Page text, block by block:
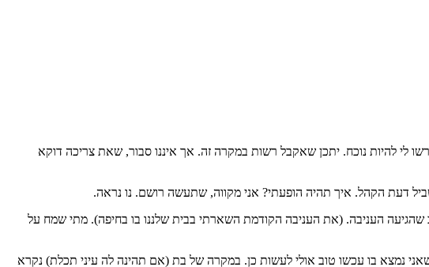
להיות נוכח. יתכן שאקבל רשות במקרה זה. אך איננו סבור, שאת צריכה דוקא
שהגיעה העניבה. (את העניבה הקודמת השארתי בבית שלננו בו בחיפה). מתי שמח על
נמצא בו עכשו טוב אולי לעשות כן. במקרה של בת (אם תהינה לה עיני תכלת) נקרא